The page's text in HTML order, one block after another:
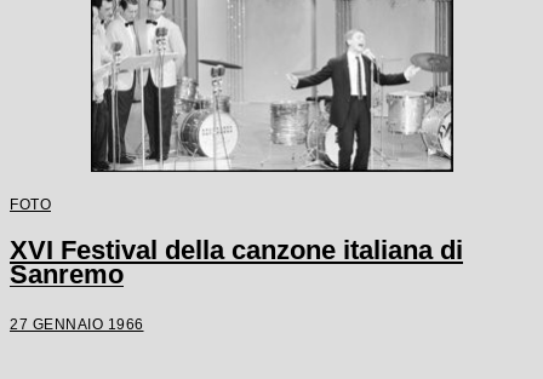
FOTO
XVI Festival della canzone italiana di
Sanremo
27 GENNAIO 1966